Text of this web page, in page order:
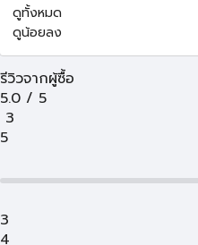
ดูทั้งหมด
ดูน้อยลง
รีวิวจากผู้ซื้อ
5.0 / 5
3
5
3
4